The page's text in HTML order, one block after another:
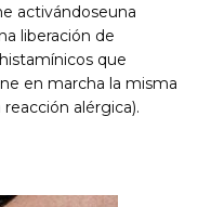
activándoseuna
liberación de
que
en marcha la misma
alérgica).